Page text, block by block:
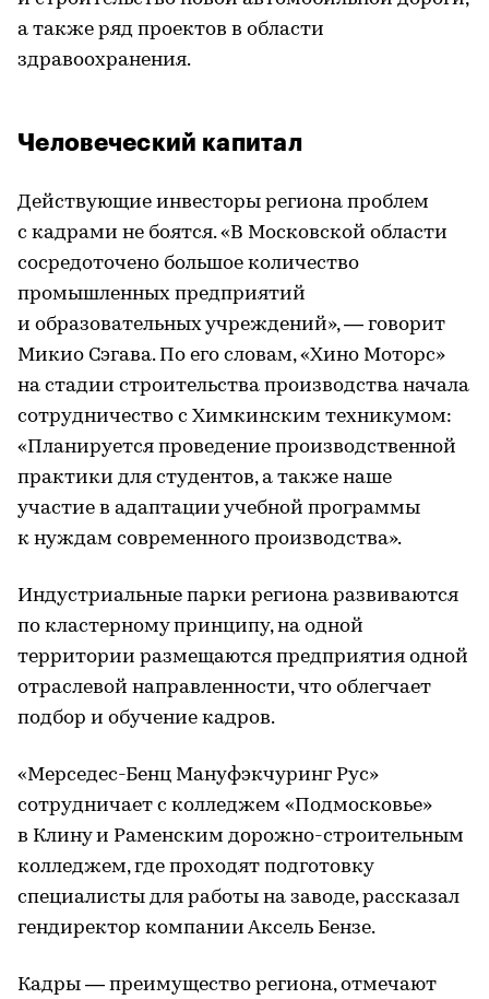
а также ряд проектов в области
здравоохранения.
Человеческий капитал
Действующие инвесторы региона проблем
с кадрами не боятся. «В Московской области
сосредоточено большое количество
промышленных предприятий
и образовательных учреждений», — говорит
Микио Сэгава. По его словам, «Хино Моторс»
на стадии строительства производства начала
сотрудничество с Химкинским техникумом:
«Планируется проведение производственной
практики для студентов, а также наше
участие в адаптации учебной программы
к нуждам современного производства».
Индустриальные парки региона развиваются
по кластерному принципу, на одной
территории размещаются предприятия одной
отраслевой направленности, что облегчает
подбор и обучение кадров.
«Мерседес-Бенц Мануфэкчуринг Рус»
сотрудничает с колледжем «Подмосковье»
в Клину и Раменским дорожно-строительным
колледжем, где проходят подготовку
специалисты для работы на заводе, рассказал
гендиректор компании Аксель Бензе.
Кадры — преимущество региона, отмечают